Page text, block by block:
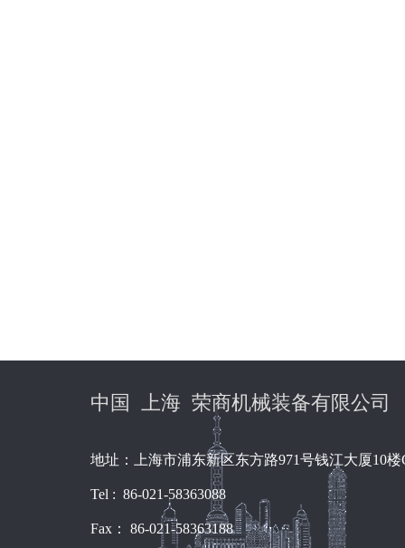
中国 上海 荣商机械装备有限公司
地址：上海市浦东新区东方路971号钱江大厦10楼
Tel : 86-021-58363088
Fax： 86-021-58363188